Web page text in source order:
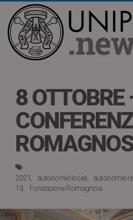
8 OTTOBRE
2021 autonomie locali autonomie
19
Fondazione Romagnosi